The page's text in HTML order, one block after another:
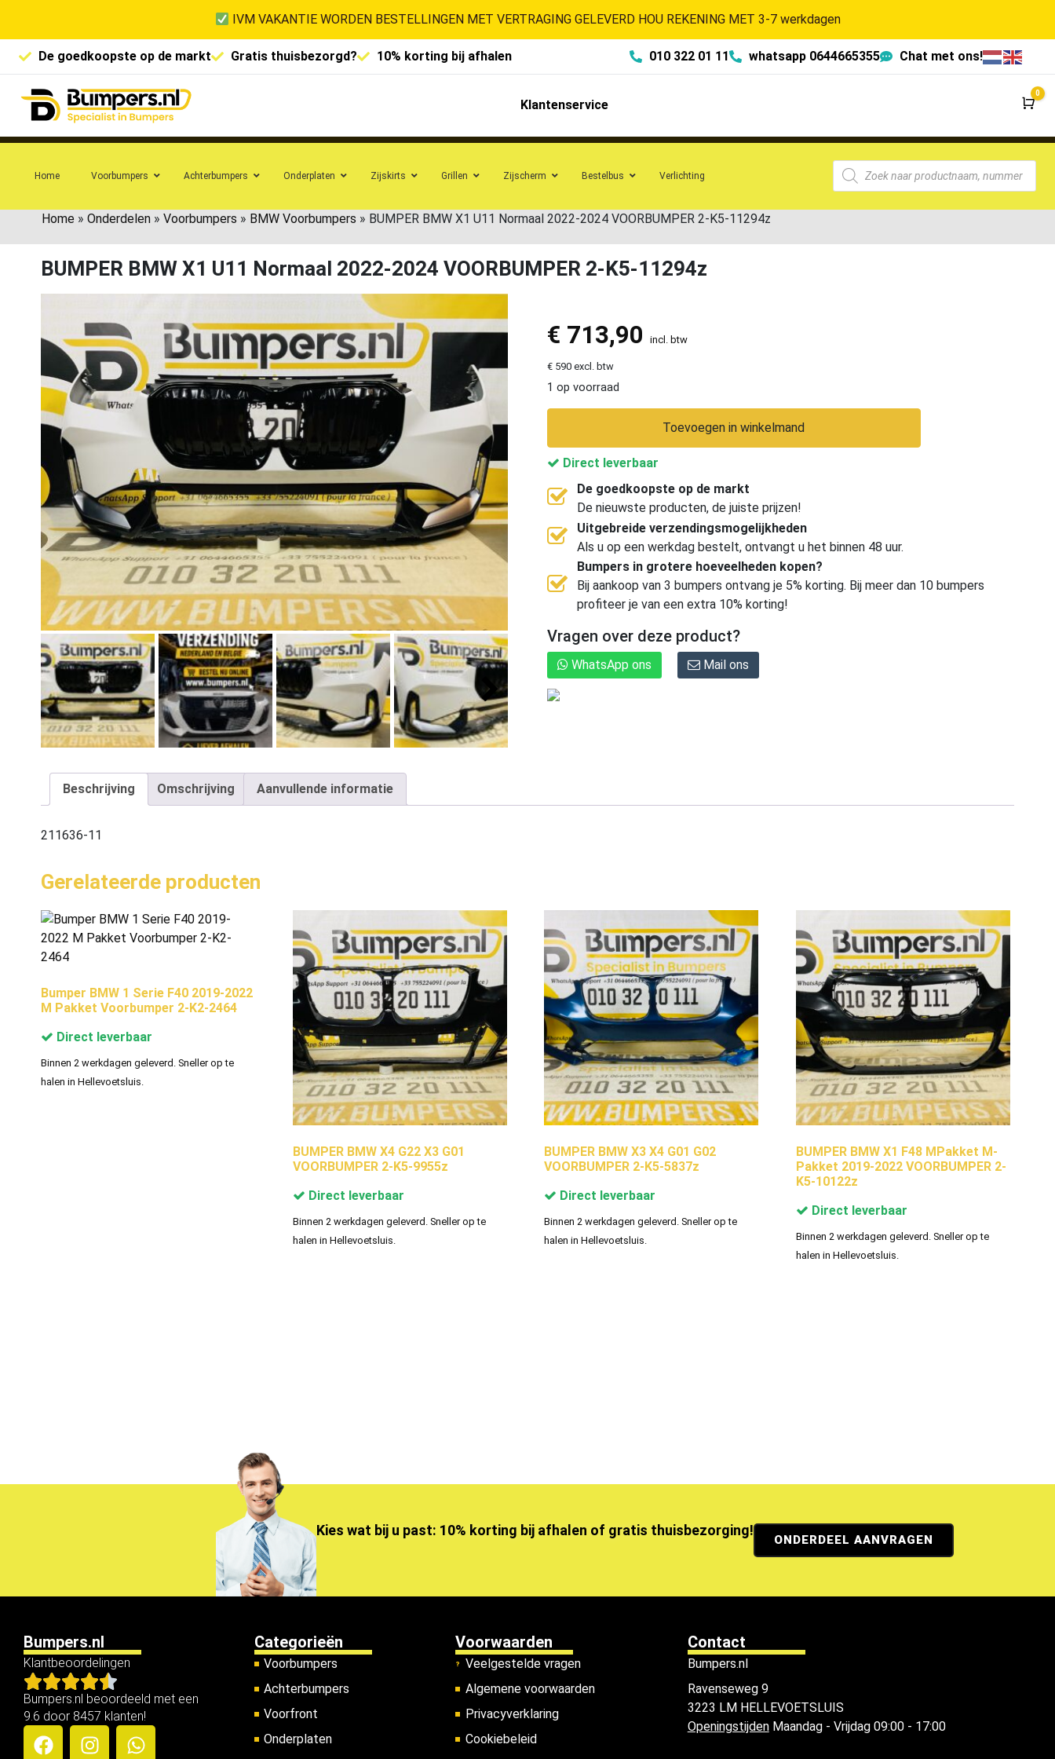
IVM VAKANTIE WORDEN BESTELLINGEN MET VERTRAGING GELEVERD HOU REKENING MET 3-7 werkdagen
De goedkoopste op de markt Gratis thuisbezorgd? 10% korting bij afhalen 010 322 01 11 whatsapp 0644665355 Chat met ons!
Klantenservice
0
Home Voorbumpers Achterbumpers Onderplaten Zijskirts Grillen Zijscherm Bestelbus Verlichting
Home » Onderdelen » Voorbumpers » BMW Voorbumpers » BUMPER BMW X1 U11 Normaal 2022-2024 VOORBUMPER 2-K5-11294z
BUMPER BMW X1 U11 Normaal 2022-2024 VOORBUMPER 2-K5-11294z
€ 713,90 incl. btw
€ 590 excl. btw
1 op voorraad
Toevoegen in winkelmand
Direct leverbaar
De goedkoopste op de markt
De nieuwste producten, de juiste prijzen!
Uitgebreide verzendingsmogelijkheden
Als u op een werkdag bestelt, ontvangt u het binnen 48 uur.
Bumpers in grotere hoeveelheden kopen?
Bij aankoop van 3 bumpers ontvang je 5% korting. Bij meer dan 10 bumpers
profiteer je van een extra 10% korting!
Vragen over deze product?
WhatsApp ons Mail ons
Beschrijving Omschrijving Aanvullende informatie
211636-11
Gerelateerde producten
Bumper BMW 1 Serie F40 2019-2022
M Pakket Voorbumper 2-K2-2464
Direct leverbaar
Binnen 2 werkdagen geleverd. Sneller op te
halen in Hellevoetsluis.
BUMPER BMW X4 G22 X3 G01
VOORBUMPER 2-K5-9955z
Direct leverbaar
Binnen 2 werkdagen geleverd. Sneller op te
halen in Hellevoetsluis.
BUMPER BMW X3 X4 G01 G02
VOORBUMPER 2-K5-5837z
Direct leverbaar
Binnen 2 werkdagen geleverd. Sneller op te
halen in Hellevoetsluis.
BUMPER BMW X1 F48 MPakket M-
Pakket 2019-2022 VOORBUMPER 2-
K5-10122z
Direct leverbaar
Binnen 2 werkdagen geleverd. Sneller op te
halen in Hellevoetsluis.
Kies wat bij u past: 10% korting bij afhalen of gratis thuisbezorging!
ONDERDEEL AANVRAGEN
Bumpers.nl
Klantbeoordelingen
Bumpers.nl beoordeeld met een
9.6 door 8457 klanten!
Categorieën
Voorbumpers
Achterbumpers
Voorfront
Onderplaten
Voorwaarden
Veelgestelde vragen
Algemene voorwaarden
Privacyverklaring
Cookiebeleid
Contact
Bumpers.nl
Ravenseweg 9
3223 LM HELLEVOETSLUIS
OpeningstijdenMaandag - Vrijdag 09:00 - 17:00